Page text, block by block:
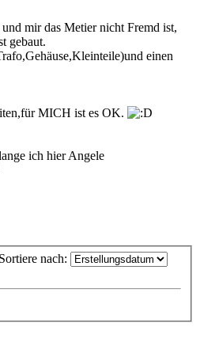
mir das Metier nicht Fremd ist,
gebaut.
einen
MICH ist es OK.
ich hier Angele
Sortiere nach: